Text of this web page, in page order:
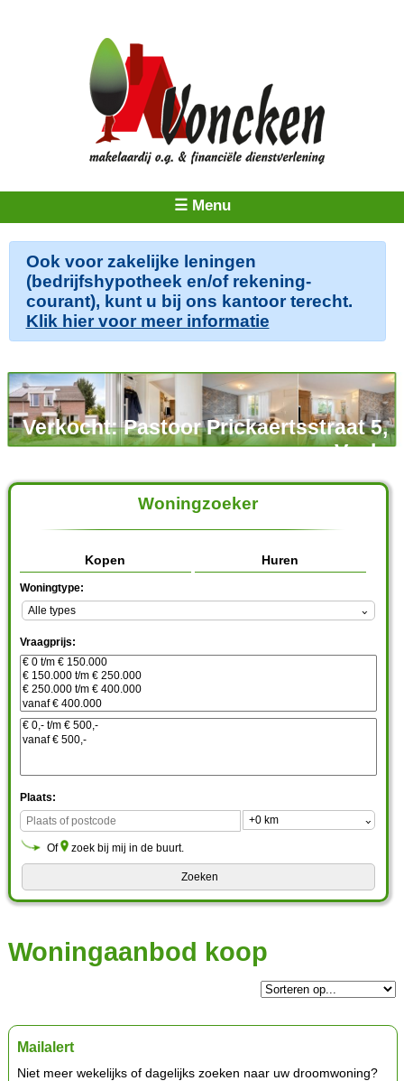
☰ Menu
Ook voor zakelijke leningen
(bedrijfshypotheek en/of rekening-
courant), kunt u bij ons kantoor terecht.
Klik hier voor meer informatie
Verkocht: Pastoor Prickaertsstraat 5,
Vaals
Woningzoeker
Kopen Huren
Woningtype:
Vraagprijs:
Plaats:
Of zoek bij mij in de buurt.
Woningaanbod koop
Mailalert
Niet meer wekelijks of dagelijks zoeken naar uw droomwoning?